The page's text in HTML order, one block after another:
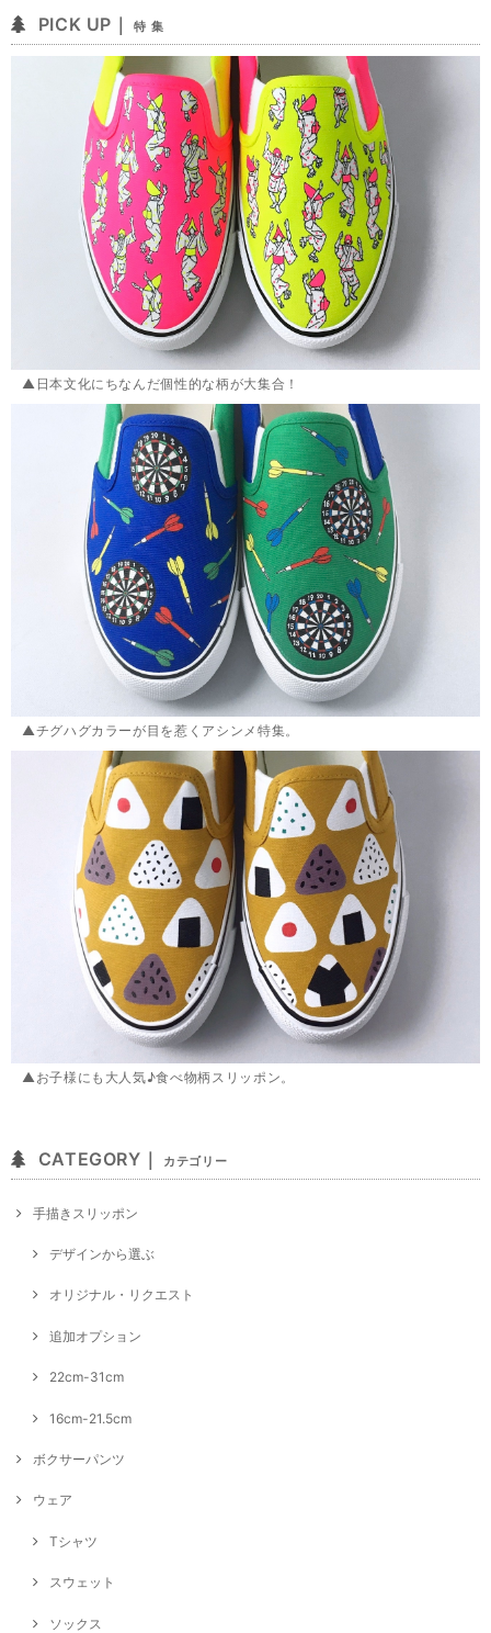
PICK UP｜ 特 集
▲日本文化にちなんだ個性的な柄が大集合！
▲チグハグカラーが目を惹くアシンメ特集。
▲お子様にも大人気♪食べ物柄スリッポン。
CATEGORY｜ カテゴリー
手描きスリッポン
デザインから選ぶ
オリジナル・リクエスト
追加オプション
22cm-31cm
16cm-21.5cm
ボクサーパンツ
ウェア
Tシャツ
スウェット
ソックス